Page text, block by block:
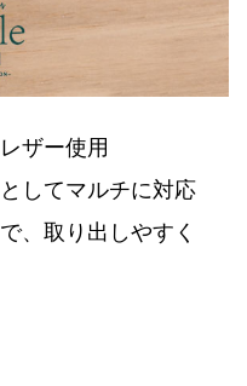
ザー使用
してマルチに対応
、取り出しやすく